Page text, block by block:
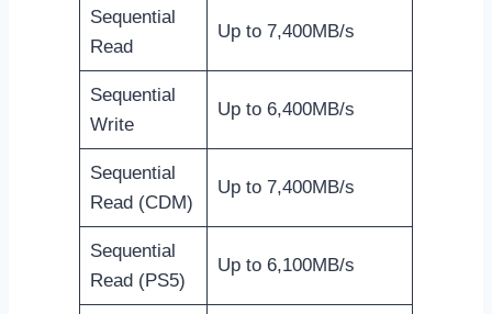
Sequential
Read
Up to 7,400MB/s
Sequential
Write
Up to 6,400MB/s
Sequential
Read (CDM)
Up to 7,400MB/s
Sequential
Read (PS5)
Up to 6,100MB/s